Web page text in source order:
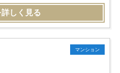
しく見る
マンション